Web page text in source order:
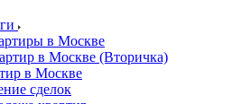
в Москве
в Москве (Вторичка)
в Москве
сделок